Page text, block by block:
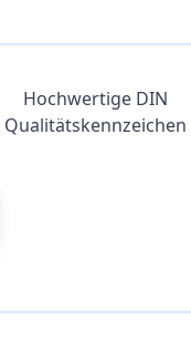
Hochwertige DIN
Qualitätskennzeichen